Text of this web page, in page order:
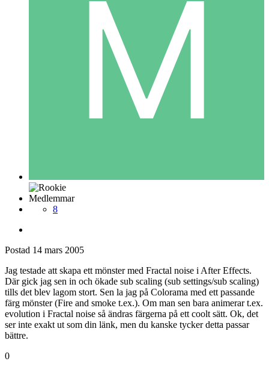
Medlemmar
8
Postad 14 mars 2005
Jag testade att skapa ett mönster med Fractal noise i After Effects.
Där gick jag sen in och ökade sub scaling (sub settings/sub scaling)
tills det blev lagom stort. Sen la jag på Colorama med ett passande
färg mönster (Fire and smoke t.ex.). Om man sen bara animerar t.ex.
evolution i Fractal noise så ändras färgerna på ett coolt sätt. Ok, det
ser inte exakt ut som din länk, men du kanske tycker detta passar
bättre.
0